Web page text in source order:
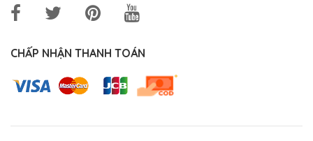
CHẤP NHẬN THANH TOÁN